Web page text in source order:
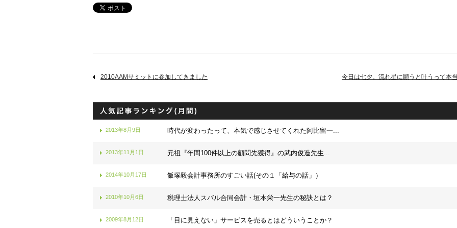
2010AAMサミットに参加してきました 今日は七夕。流れ星に願うと叶うって本
2013年8月9日 時代が変わったって、本気で感じさせてくれた阿比留一...
2013年11月1日 元祖『年間100件以上の顧問先獲得』の武内俊造先生...
2014年10月17日 飯塚毅会計事務所のすごい話(その１「給与の話」）
2010年10月6日 税理士法人スバル合同会計・垣本栄一先生の秘訣とは？
2009年8月12日 「目に見えない」サービスを売るとはどういうことか？